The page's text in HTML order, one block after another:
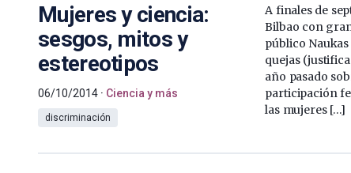
Mujeres y ciencia:
sesgos, mitos y
estereotipos
06/10/2014 Ciencia y más
discriminación
A finales de
Bilbao con
público Naukas
quejas
año pasado
participación
las mujeres […]